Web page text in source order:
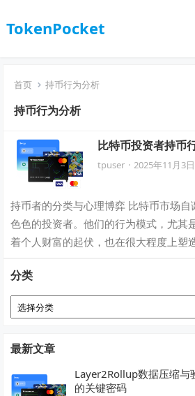
TokenPocket
首页 持币行为分析
持币行为分析
比特币投资者持币
tpuser · 2025年11月3日
持币者的分类与心理博弈 比特币市场
色色的投资者。他们的行为模式，尤其
着个人财富的起伏，也在很大程度上塑
分类
分
类
最新文章
Layer2Rollup数据压缩与
的关键密码